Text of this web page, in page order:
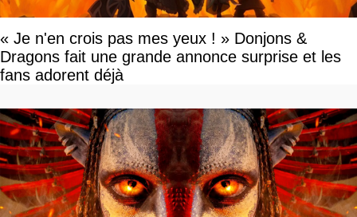
« Je n'en crois pas mes yeux ! » Donjons &
Dragons fait une grande annonce surprise et les
fans adorent déjà